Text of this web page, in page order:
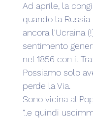
Ad aprile, la
quando la
ancora l'Ucraina
sentimento
nel 1856 con il
Possiamo solo
perde la Via.
Sono vicina al
“..e quindi